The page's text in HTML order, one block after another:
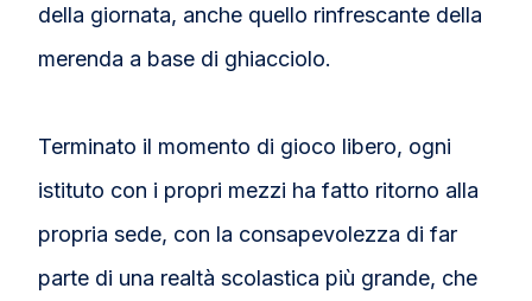
della giornata, anche quello rinfrescante della
merenda a base di ghiacciolo.
Terminato il momento di gioco libero, ogni
istituto con i propri mezzi ha fatto ritorno alla
propria sede, con la consapevolezza di far
parte di una realtà scolastica più grande, che